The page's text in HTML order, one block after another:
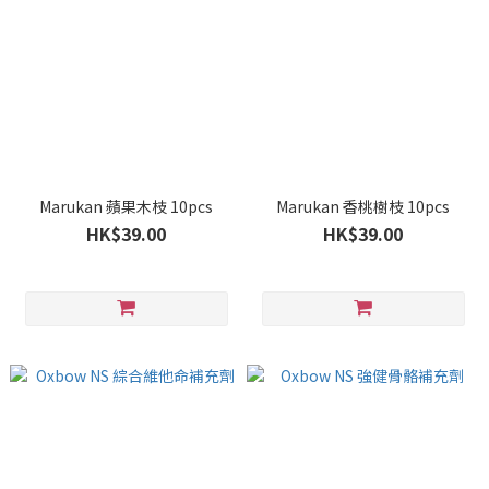
Marukan 蘋果木枝 10pcs
HK$39.00
Marukan 香桃樹枝 10pcs
HK$39.00